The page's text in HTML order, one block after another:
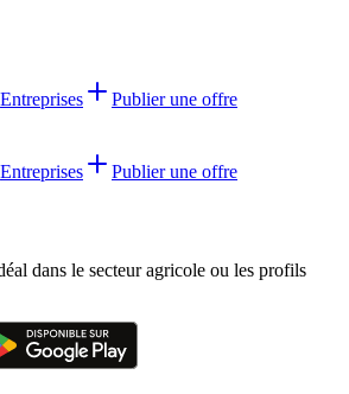
Entreprises Publier une offre
Entreprises Publier une offre
dans le secteur agricole ou les profils